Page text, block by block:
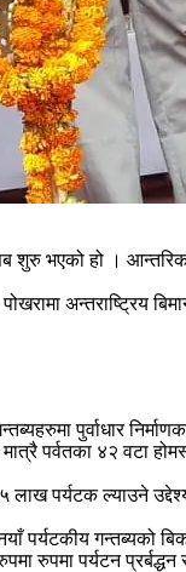
भएको हो । आन्तरिक
अन्तराष्ट्रिय
पुर्वाधार
पर्वतका ४२ वटा
पर्यटक ल्याउने
गन्तब्यको
रुपमा पर्यटन